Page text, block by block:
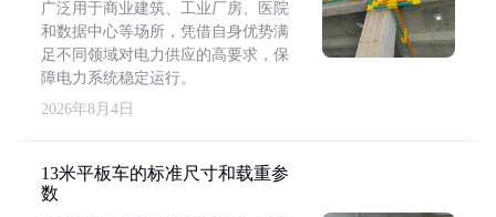
广泛用于商业建筑、工业厂房、医院
和数据中心等场所，凭借自身优势满
足不同领域对电力供应的高要求，保
障电力系统稳定运行。
2026年8月4日
13米平板车的标准尺寸和载重参
数